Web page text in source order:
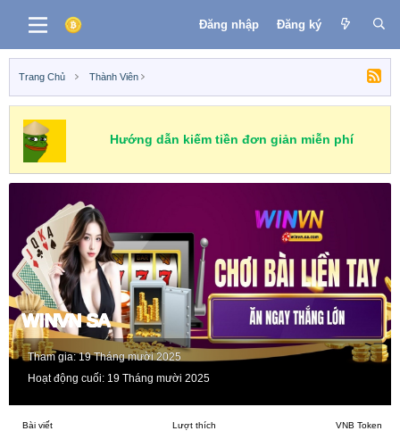
Đăng nhập Đăng ký
Trang Chủ Thành Viên
Hướng dẫn kiếm tiền đơn giản miễn phí
WINVN SA
Tham gia 19 Tháng mười 2025
Hoạt động cuối 19 Tháng mười 2025
Bài viết Lượt thích VNB Token